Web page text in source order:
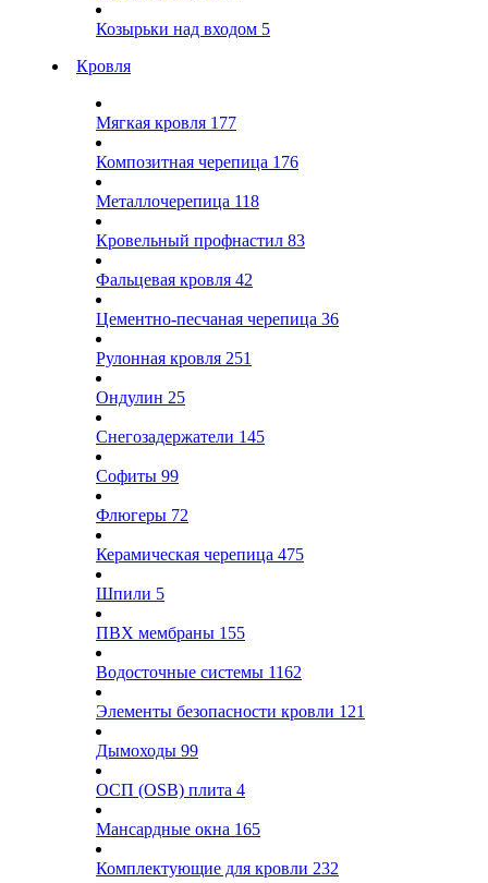
Козырьки над входом 5
Кровля
Мягкая кровля 177
Композитная черепица 176
Металлочерепица 118
Кровельный профнастил 83
Фальцевая кровля 42
Цементно-песчаная черепица 36
Рулонная кровля 251
Ондулин 25
Снегозадержатели 145
Софиты 99
Флюгеры 72
Керамическая черепица 475
Шпили 5
ПВХ мембраны 155
Водосточные системы 1162
Элементы безопасности кровли 121
Дымоходы 99
ОСП (OSB) плита 4
Мансардные окна 165
Комплектующие для кровли 232